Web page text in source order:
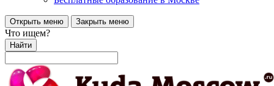
Открыть меню Закрыть меню
Что ищем?
Найти